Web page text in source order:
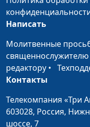
Как выбрать
скандинавские
палки?
Секреты
здорового
Как лечить
седалищный
Написать
Молитвенные
священнослужителю
редактору •
Контакты
Телекомпания «Три
603028, Россия,
шоссе, 7